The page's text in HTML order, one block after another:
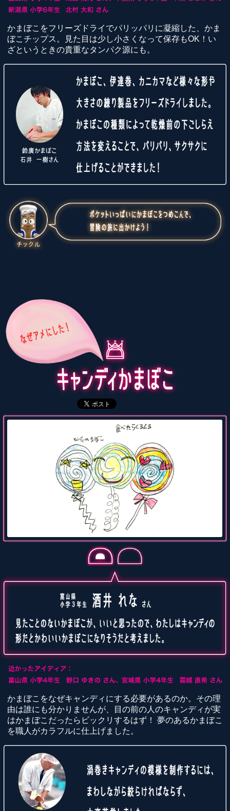
かまぼこをフリーズドライでパリッパリに凝縮した、かま
ぼこチップス。見た目は少し小さくなって保存もOK！い
ざというときの貴重なタンパク源にも。
かまぼこをなぜキャンディにする必要があるのか。その理
由は誰にも分かりませんが、目の前の人のキャンディが実
はかまぼこだったらビックリするはず！ 夢のあるかまぼこ
を職人がカラフルに仕上げました。